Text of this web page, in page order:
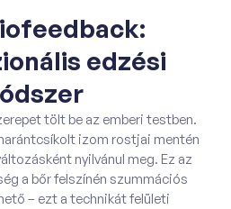
edzési
tölt be az emberi testben.
izom rostjai mentén
nyilvánul meg. Ez az
a bőr felszínén szummációs
– ezt a technikát felületi